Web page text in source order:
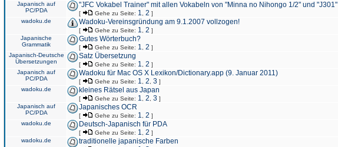
Japanisch auf
PC/PDA
"JFC Vokabel Trainer" mit allen Vokabeln von "Minna no Nihongo 1/2" und "J301"
[ Gehe zu Seite: 1 2 ]
wadoku.de Wadoku-Vereinsgründung am 9.1.2007 vollzogen!
[ Gehe zu Seite: 1 2 ]
Japanische
Grammatik
Gutes Wörterbuch?
[ Gehe zu Seite: 1 2 ]
Japanisch-Deutsche
Übersetzungen
Satz Übersetzung
[ Gehe zu Seite: 1 2 ]
Japanisch auf
PC/PDA
Wadoku für Mac OS X Lexikon/Dictionary.app (9. Januar 2011)
[ Gehe zu Seite: 1 2 3 ]
wadoku.de kleines Rätsel aus Japan
[ Gehe zu Seite: 1 2 3 ]
Japanisch auf
PC/PDA
Japanisches OCR
[ Gehe zu Seite: 1 2 ]
wadoku.de Deutsch-Japanisch für PDA
[ Gehe zu Seite: 1 2 ]
wadoku.de traditionelle japanische Farben